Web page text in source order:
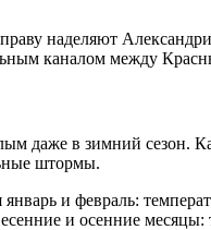
наделяют
каналом между
даже в зимний сезон.
штормы.
и февраль:
и осенние